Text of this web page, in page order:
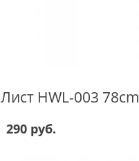
Лист HWL-003 78cm
290 руб.